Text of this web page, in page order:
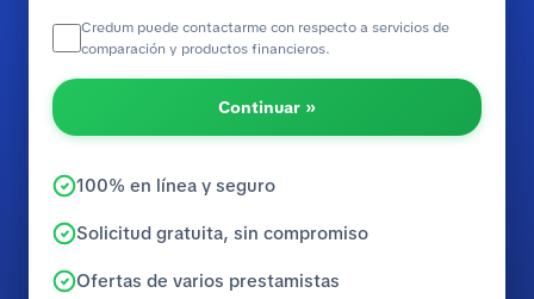
Credum puede contactarme con respecto a servicios de
comparación y productos financieros.
Continuar »
100% en línea y seguro
Solicitud gratuita, sin compromiso
Ofertas de varios prestamistas